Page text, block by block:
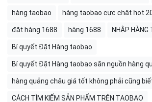
hàng taobao hàng taobao cực chât hot
đặt hàng 1688 hàng 1688 NHẬP HÀNG
Bí quyết Đặt Hàng taobao
Bí quyết Đặt Hàng taobao săn nguồn hàng
hàng quảng châu giá tốt không phải cũng
CÁCH TÌM KIẾM SẢN PHẨM TRÊN TAOBAO